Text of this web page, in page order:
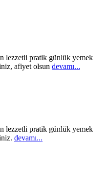
lezzetli pratik günlük yemek
afiyet olsun devamı...
lezzetli pratik günlük yemek
devamı...